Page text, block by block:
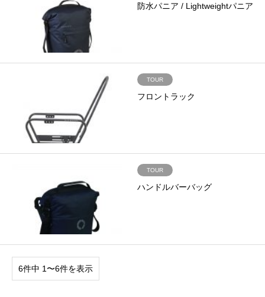
防水パニア / Lightweightパニア
TOUR
フロントラック
TOUR
ハンドルバーバッグ
6件中 1〜6件を表示